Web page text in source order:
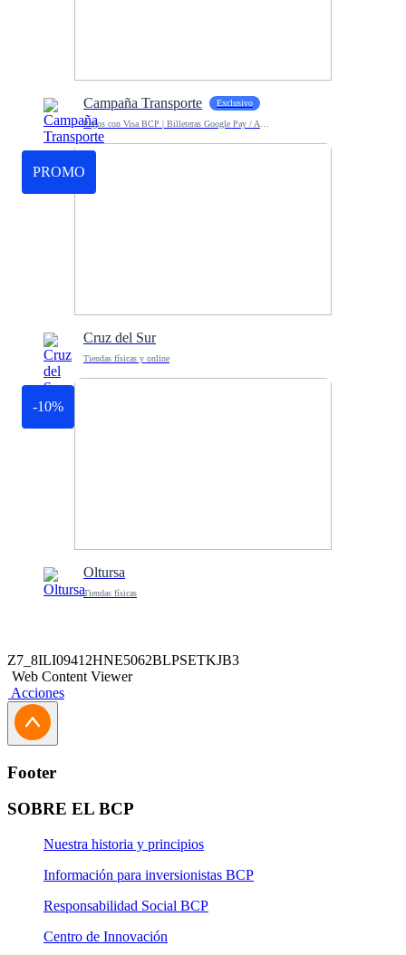
Campaña Transporte Exclusivo
PROMO
Cruz del Sur
Tiendas físicas y online
-10%
Oltursa
Tiendas físicas
Z7_8ILI09412HNE5062BLPSETKJB3
Web Content Viewer
Acciones
Footer
SOBRE EL BCP
Nuestra historia y principios
Información para inversionistas BCP
Responsabilidad Social BCP
Centro de Innovación